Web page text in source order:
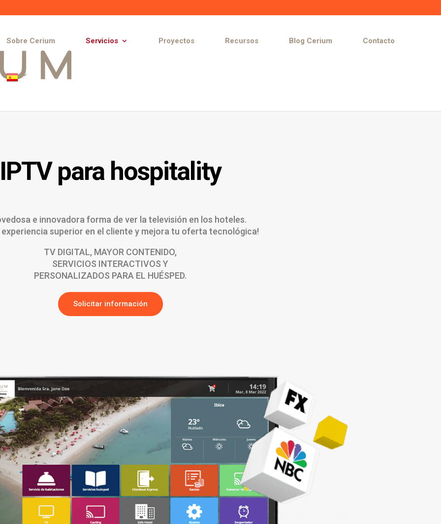
Sobre Cerium Servicios Proyectos Recursos Blog Cerium Contacto
IPTV para hospitality
e innovadora forma de ver la televisión en los hoteles.
experiencia superior en el cliente y mejora tu oferta tecnológica!
TV DIGITAL, MAYOR CONTENIDO,
SERVICIOS INTERACTIVOS Y
PERSONALIZADOS PARA EL HUÉSPED.
Solicitar información